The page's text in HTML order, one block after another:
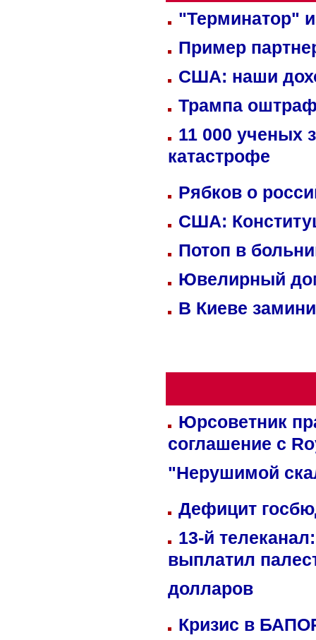
"Терминатор"
Пример
США: наши
Трампа
11 000 ученых
катастрофе
Рябков о
США:
Потоп в
Ювелирный
В Киеве
Юрсоветник
соглашение с
"Нерушимой
Дефицит
13-й
выплатил
долларов
Кризис в